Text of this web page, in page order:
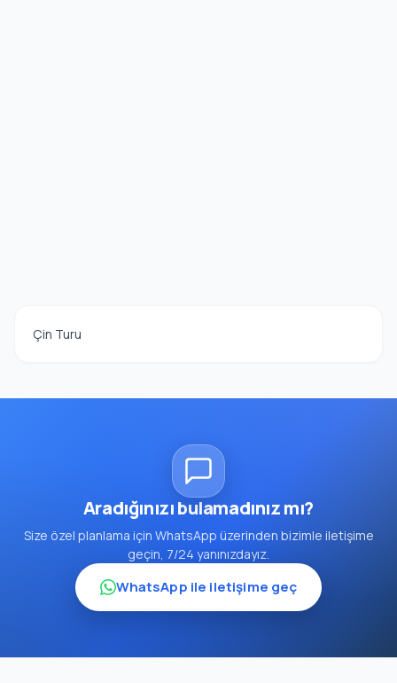
Çin Turu
Aradığınızı bulamadınız mı?
Size özel planlama için WhatsApp üzerinden bizimle iletişime
geçin, 7/24 yanınızdayız.
WhatsApp ile iletişime geç